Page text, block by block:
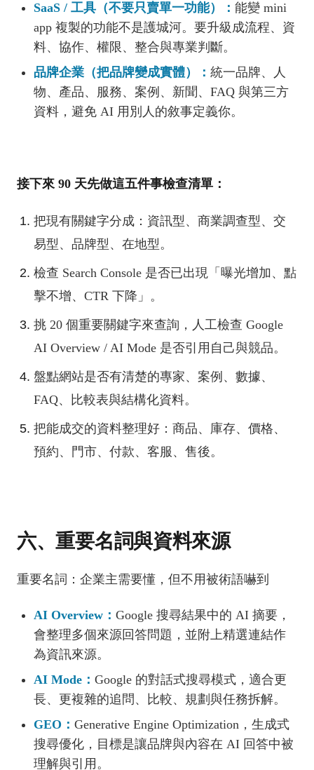
SaaS / 工具（不要只賣單一功能）： 能變 mini
app 複製的功能不是護城河。要升級成流程、資
料、協作、權限、整合與專業判斷。
品牌企業（把品牌變成實體）： 統一品牌、人
物、產品、服務、案例、新聞、FAQ 與第三方
資料，避免 AI 用別人的敘事定義你。
接下來 90 天先做這五件事檢查清單：
把現有關鍵字分成：資訊型、商業調查型、交
易型、品牌型、在地型。
檢查 Search Console 是否已出現「曝光增加、點
擊不增、CTR 下降」。
挑 20 個重要關鍵字來查詢，人工檢查 Google
AI Overview / AI Mode 是否引用自己與競品。
盤點網站是否有清楚的專家、案例、數據、
FAQ、比較表與結構化資料。
把能成交的資料整理好：商品、庫存、價格、
預約、門市、付款、客服、售後。
六、重要名詞與資料來源
重要名詞：企業主需要懂，但不用被術語嚇到
AI Overview： Google 搜尋結果中的 AI 摘要，
會整理多個來源回答問題，並附上精選連結作
為資訊來源。
AI Mode： Google 的對話式搜尋模式，適合更
長、更複雜的追問、比較、規劃與任務拆解。
GEO： Generative Engine Optimization，生成式
搜尋優化，目標是讓品牌與內容在 AI 回答中被
理解與引用。